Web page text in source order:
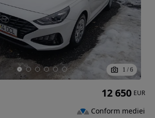
1 / 6
12 650 EUR
Conform mediei